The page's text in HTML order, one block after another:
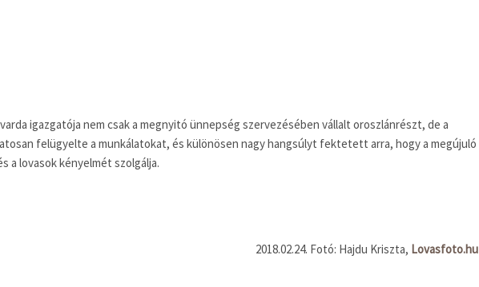
igazgatója nem csak a megnyitó ünnepség szervezésében vállalt oroszlánrészt, de a
felügyelte a munkálatokat, és különösen nagy hangsúlyt fektetett arra, hogy a megújuló
a lovasok kényelmét szolgálja.
2018.02.24. Fotó: Hajdu Kriszta, Lovasfoto.hu